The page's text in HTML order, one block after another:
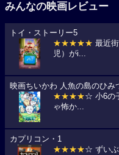
みんなの映画レビュー
トイ・ストーリー5
★★★★★ 最近
児）がi...
映画ちいかわ 人魚の島のひみ
★★★★☆ 小6の
ゃ怖か...
カプリコン・1
★★★★☆ ずいぶ